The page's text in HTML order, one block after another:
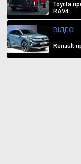
Toyota
RAV4
ВІДЕО
Renault